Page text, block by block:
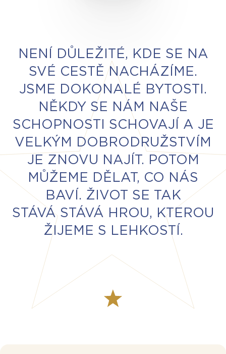
NENÍ DŮLEŽITÉ, KDE SE NA
SVÉ CESTĚ NACHÁZÍME.
JSME DOKONALÉ BYTOSTI.
NĚKDY SE NÁM NAŠE
SCHOPNOSTI SCHOVAJÍ A JE
VELKÝM DOBRODRUŽSTVÍM
JE ZNOVU NAJÍT. POTOM
MŮŽEME DĚLAT, CO NÁS
BAVÍ. ŽIVOT SE TAK
STÁVÁ STÁVÁ HROU, KTEROU
ŽIJEME S LEHKOSTÍ.